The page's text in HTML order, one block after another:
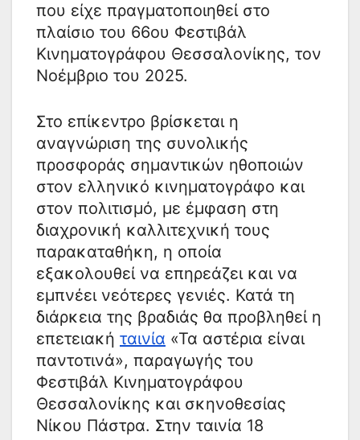
που είχε πραγματοποιηθεί στο
πλαίσιο του 66ου Φεστιβάλ
Κινηματογράφου Θεσσαλονίκης, τον
Νοέμβριο του 2025.
Στο επίκεντρο βρίσκεται η
αναγνώριση της συνολικής
προσφοράς σημαντικών ηθοποιών
στον ελληνικό κινηματογράφο και
στον πολιτισμό, με έμφαση στη
διαχρονική καλλιτεχνική τους
παρακαταθήκη, η οποία
εξακολουθεί να επηρεάζει και να
εμπνέει νεότερες γενιές. Κατά τη
διάρκεια της βραδιάς θα προβληθεί η
επετειακή ταινία «Τα αστέρια είναι
παντοτινά», παραγωγής του
Φεστιβάλ Κινηματογράφου
Θεσσαλονίκης και σκηνοθεσίας
Νίκου Πάστρα. Στην ταινία 18